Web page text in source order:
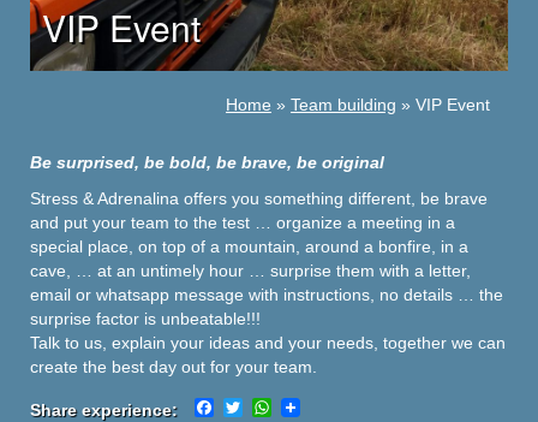
VIP Event
Home » Team building » VIP Event
Be surprised, be bold, be brave, be original
Stress & Adrenalina offers you something different, be brave
and put your team to the test … organize a meeting in a
special place, on top of a mountain, around a bonfire, in a
cave, … at an untimely hour … surprise them with a letter,
email or whatsapp message with instructions, no details … the
surprise factor is unbeatable!!!
Talk to us, explain your ideas and your needs, together we can
create the best day out for your team.
Share experience: Facebook
TwitterWhatsApp